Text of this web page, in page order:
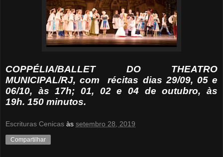
COPPÉLIA/BALLET DO THEATRO
MUNICIPAL/RJ, com
récitas dias 29/09, 05 e
06/10, às 17h; 01, 02 e 04 de outubro, às
19h. 150 minutos.
Escrituras Cenicas às setembro 28, 2019
Compartilhar